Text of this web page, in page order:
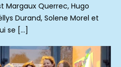
Margaux Querrec, Hugo
Durand, Solene Morel et
se […]